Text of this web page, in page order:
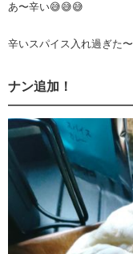
あ〜辛い😅😅😅
辛いスパイス入れ過ぎた〜
ナン追加！